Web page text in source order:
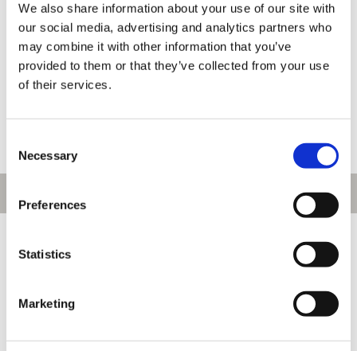
We also share information about your use of our site with
our social media, advertising and analytics partners who
may combine it with other information that you’ve
provided to them or that they’ve collected from your use
of their services.
Selection
Necessary
Preferences
Statistics
Marketing
モンスターハンターワイルズ カ
ラビナ時計 クックのぬいぐるみ
4,400円
モンスターハンターワイルズ カ
ラビナ時計 オトモアイルー